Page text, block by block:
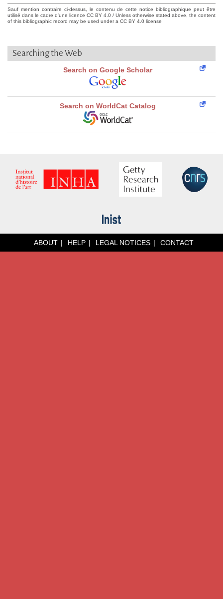
Sauf mention contraire ci-dessus, le contenu de cette notice bibliographique peut être
utilisé dans le cadre d'une licence CC BY 4.0 / Unless otherwise stated above, the content
of this bibliographic record may be used under a CC BY 4.0 license
Searching the Web
Search on Google Scholar
Search on WorldCat Catalog
ABOUT HELP LEGAL NOTICES CONTACT